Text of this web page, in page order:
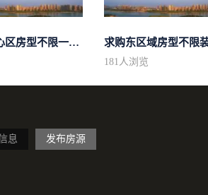
求购市中心区房型不限一室一厅一卫简...
181人浏览
息 发布房源